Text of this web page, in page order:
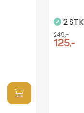
2 STK
249,-
125,-